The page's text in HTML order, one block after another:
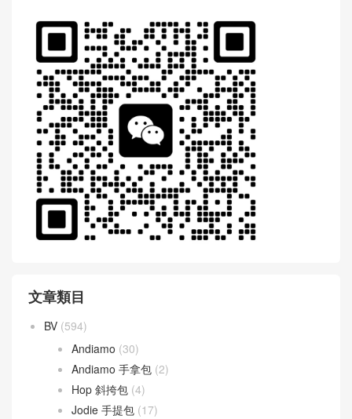
文章類目
BV (594)
Andiamo (30)
Andiamo 手拿包 (2)
Hop 斜挎包 (4)
Jodie 手提包 (17)